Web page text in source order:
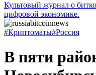
Культовый журнал о
цифровой экономике.
#Криптоматы#Россия
В пяти